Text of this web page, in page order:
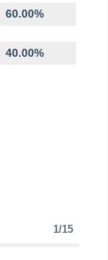
60.00%
40.00%
1/15